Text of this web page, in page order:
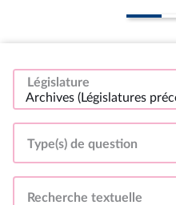
Législature
Archives (Législatures
Type(s) de question
Recherche textuelle